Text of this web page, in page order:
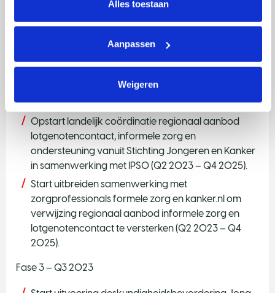
Alles toestaan
Aanpassen
Weigeren
door onder andere ontwikkeling patient journey,
persona’s en deskundigheidsbevordering voor
centra (Q1 – Q2 2023).
Opstart landelijk coördinatie regionaal aanbod
lotgenotencontact, informele zorg en
ondersteuning vanuit Stichting Jongeren en Kanker
in samenwerking met IPSO (Q2 2023 – Q4 2025).
Start uitbreiden samenwerking met
zorgprofessionals formele zorg en kanker.nl om
verwijzing regionaal aanbod informele zorg en
lotgenotencontact te versterken (Q2 2023 – Q4
2025).
Fase 3 – Q3 2023